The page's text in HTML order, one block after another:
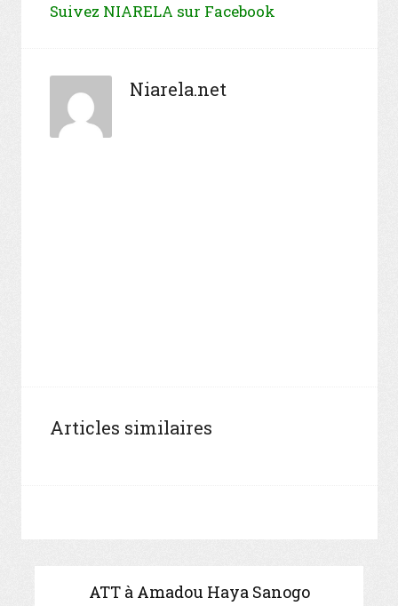
Suivez NIARELA sur Facebook
Niarela.net
Articles similaires
ATT à Amadou Haya Sanogo